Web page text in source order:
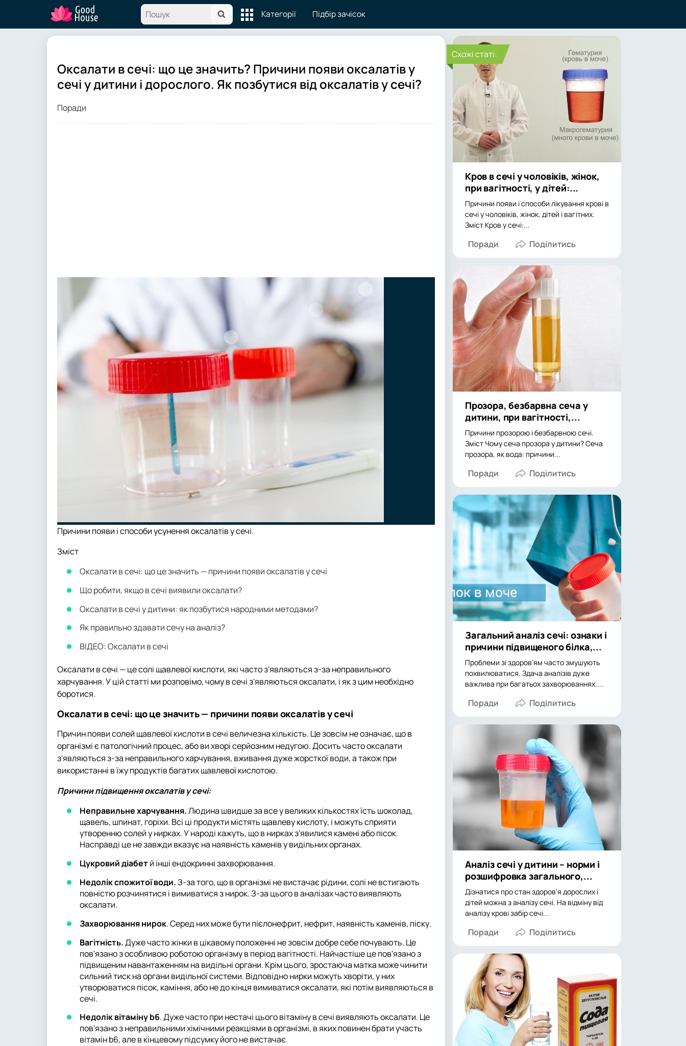
Категорії Підбір зачісок
Оксалати в сечі: що це значить? Причини появи оксалатів у
сечі у дитини і дорослого. Як позбутися від оксалатів у сечі?
Поради
Причини появи і способи усунення оксалатів у сечі.
Зміст
Оксалати в сечі: що це значить — причини появи оксалатів у сечі
Що робити, якщо в сечі виявили оксалати?
Оксалати в сечі у дитини: як позбутися народними методами?
Як правильно здавати сечу на аналіз?
ВІДЕО: Оксалати в сечі
Оксалати в сечі — це солі щавлевої кислоти, які часто з'являються з-за неправильного
харчування. У цій статті ми розповімо, чому в сечі з'являються оксалати, і як з цим необхідно
боротися.
Оксалати в сечі: що це значить — причини появи оксалатів у сечі
Причин появи солей щавлевої кислоти в сечі величезна кількість. Це зовсім не означає, що в
організмі є патологічний процес, або ви хворі серйозним недугою. Досить часто оксалати
з'являються з-за неправильного харчування, вживання дуже жорсткої води, а також при
використанні в їжу продуктів багатих щавлевої кислотою.
Причини підвищення оксалатів у сечі:
Неправильне харчування.Людина швидше за все у великих кількостях їсть шоколад,
щавель, шпинат, горіхи. Всі ці продукти містять щавлеву кислоту, і можуть сприяти
утворенню солей у нирках. У народі кажуть, що в нирках з'явилися камені або пісок.
Насправді це не завжди вказує на наявність каменів у видільних органах.
Цукровий діабетй інші ендокринні захворювання.
Недолік спожитої води.З-за того, що в організмі не вистачає рідини, солі не встигають
повністю розчинятися і вимиватися з нирок. З-за цього в аналізах часто виявляють
оксалати.
Захворювання нирок. Серед них може бути пієлонефрит, нефрит, наявність каменів, піску.
Вагітність.Дуже часто жінки в цікавому положенні не зовсім добре себе почувають. Це
пов'язано з особливою роботою організму в період вагітності. Найчастіше це пов'язано з
підвищеним навантаженням на видільні органи. Крім цього, зростаюча матка може чинити
сильний тиск на органи видільної системи. Відповідно нирки можуть хворіти, у них
утворюватися пісок, каміння, або не до кінця вимиватися оксалати, які потім виявляються в
сечі.
Недолік вітаміну b6. Дуже часто при нестачі цього вітаміну в сечі виявляють оксалати. Це
пов'язано з неправильними хімічними реакціями в організмі, в яких повинен брати участь
вітамін b6, але в кінцевому підсумку його не вистачає.
Cхожі статі:
Кров в сечі у чоловіків, жінок,
при вагітності, у дітей:...
Причини появи і способи лікування крові в
сечі у чоловіків, жінок, дітей і вагітних.
Зміст Кров у сечі:...
Поради
Прозора, безбарвна сеча у
дитини, при вагітності,...
Причини прозорою і безбарвною сечі.
Зміст Чому сеча прозора у дитини? Сеча
прозора, як вода: причини...
Поради
Загальний аналіз сечі: ознаки і
причини підвищеного білка,...
Проблеми зі здоров'ям часто змушують
похвилюватися. Здача аналізів дуже
важлива при багатьох захворюваннях....
Поради
Аналіз сечі у дитини – норми і
розшифровка загального,...
Дізнатися про стан здоров'я дорослих і
дітей можна з аналізу сечі. На відміну від
аналізу крові забір сечі...
Поради